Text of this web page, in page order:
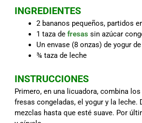
INGREDIENTES
2 bananos pequeños, partidos
1 taza de fresas sin azúcar
Un envase (8 onzas) de yogur
¾ taza de leche
INSTRUCCIONES
Primero, en una licuadora, combina
fresas congeladas, el yogur y la leche.
mezclas hasta que esté suave. Por